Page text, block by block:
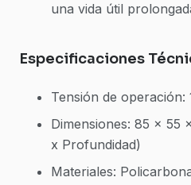
una vida útil
Especificaciones
Tensión de operación:
Dimensiones: 85 x 55
x Profundidad)
Materiales: